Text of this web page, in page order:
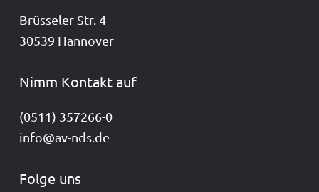
Brüsseler Str. 4
30539 Hannover
Nimm Kontakt auf
(0511) 357266-0
info@av-nds.de
Folge uns